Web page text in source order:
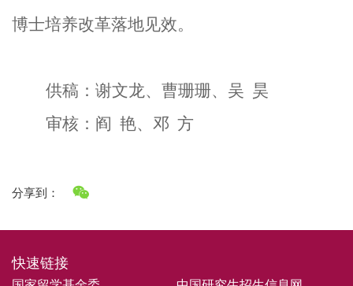
博士培养改革落地见效。
供稿：谢文龙、曹珊珊、吴 昊
审核： 阎 艳、邓 方
分享到：
快速链接